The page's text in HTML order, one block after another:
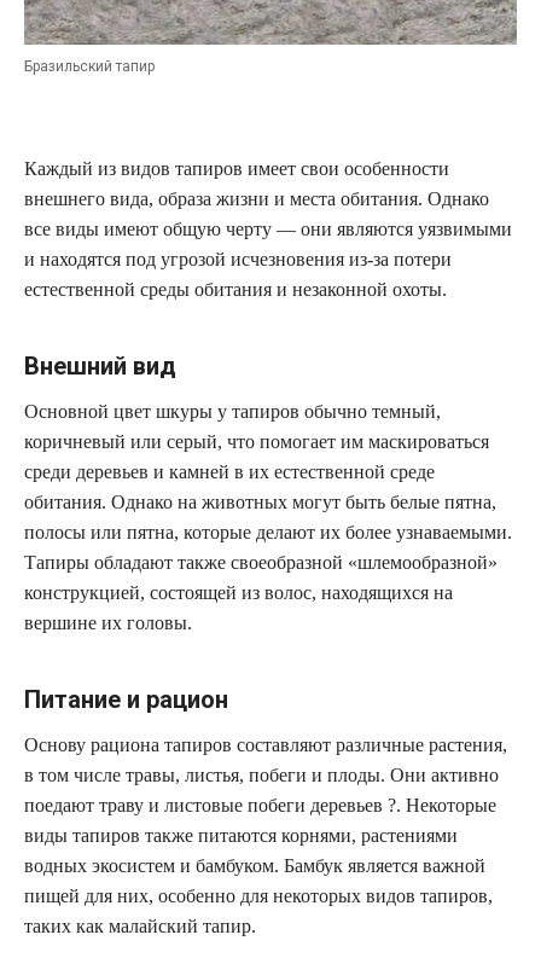
Бразильский тапир
Каждый из видов тапиров имеет свои особенности
внешнего вида, образа жизни и места обитания. Однако
все виды имеют общую черту — они являются уязвимыми
и находятся под угрозой исчезновения из-за потери
естественной среды обитания и незаконной охоты.
Внешний вид
Основной цвет шкуры у тапиров обычно темный,
коричневый или серый, что помогает им маскироваться
среди деревьев и камней в их естественной среде
обитания. Однако на животных могут быть белые пятна,
полосы или пятна, которые делают их более узнаваемыми.
Тапиры обладают также своеобразной «шлемообразной»
конструкцией, состоящей из волос, находящихся на
вершине их головы.
Питание и рацион
Основу рациона тапиров составляют различные растения,
в том числе травы, листья, побеги и плоды. Они активно
поедают траву и листовые побеги деревьев ?. Некоторые
виды тапиров также питаются корнями, растениями
водных экосистем и бамбуком. Бамбук является важной
пищей для них, особенно для некоторых видов тапиров,
таких как малайский тапир.